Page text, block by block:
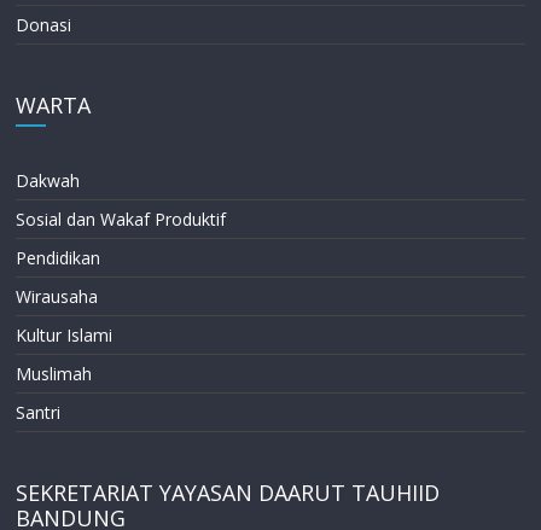
Donasi
WARTA
Dakwah
Sosial dan Wakaf Produktif
Pendidikan
Wirausaha
Kultur Islami
Muslimah
Santri
SEKRETARIAT YAYASAN DAARUT TAUHIID
BANDUNG